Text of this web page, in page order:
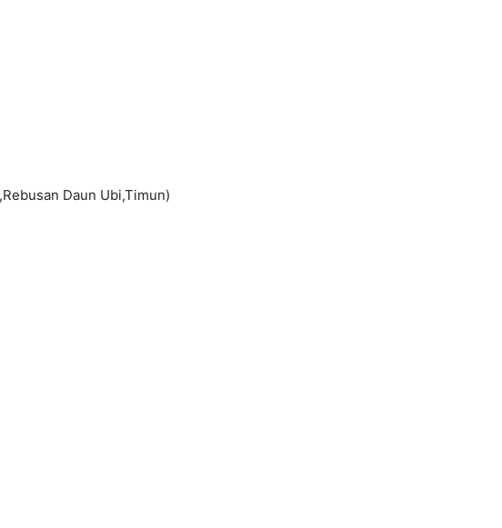
Daun Ubi,Timun)